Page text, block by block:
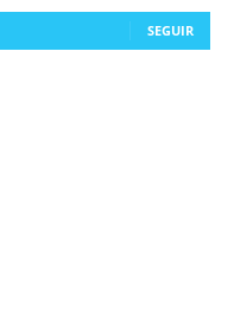
SEGUIR